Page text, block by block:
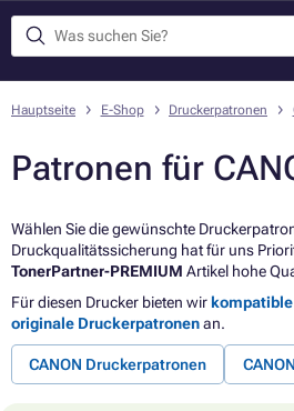
Hauptseite E-Shop Druckerpatronen
Patronen für
Wählen Sie die gewünschte
Druckqualitätssicherung hat für uns
TonerPartner-PREMIUM Artikel hohe
Für diesen Drucker bieten wir
originale Druckerpatronenan.
CANON Druckerpatronen